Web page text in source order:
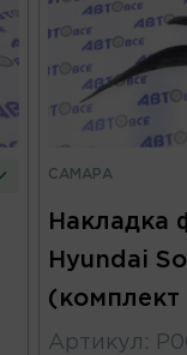
САМАРА
Накладка
Hyundai
Артикул :